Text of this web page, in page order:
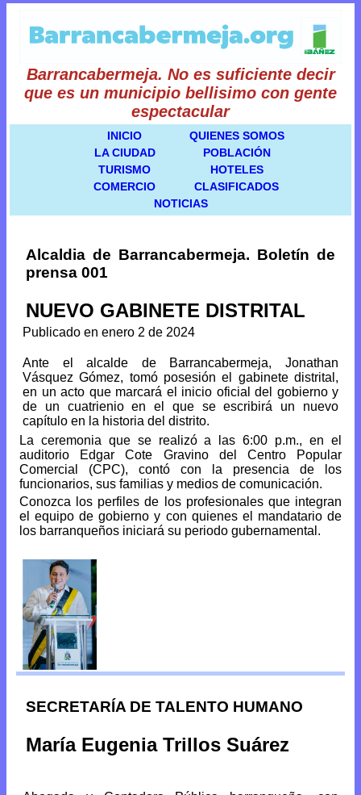
Barrancabermeja. No es suficiente decir
que es un municipio bellisimo con gente
espectacular
INICIO
QUIENES SOMOS
LA CIUDAD
POBLACIÓN
TURISMO
HOTELES
COMERCIO
CLASIFICADOS
NOTICIAS
Alcaldia de Barrancabermeja. Boletín de
prensa 001
NUEVO GABINETE DISTRITAL
Publicado en enero 2 de 2024
Ante el alcalde de Barrancabermeja, Jonathan
Vásquez Gómez, tomó posesión el gabinete distrital,
en un acto que marcará el inicio oficial del gobierno y
de un cuatrienio en el que se escribirá un nuevo
capítulo en la historia del distrito.
La ceremonia que se realizó a las 6:00 p.m., en el
auditorio Edgar Cote Gravino del Centro Popular
Comercial (CPC), contó con la presencia de los
funcionarios, sus familias y medios de comunicación.
Conozca los perfiles de los profesionales que integran
el equipo de gobierno y con quienes el mandatario de
los barranqueños iniciará su periodo gubernamental.
SECRETARÍA DE TALENTO HUMANO
María Eugenia Trillos Suárez